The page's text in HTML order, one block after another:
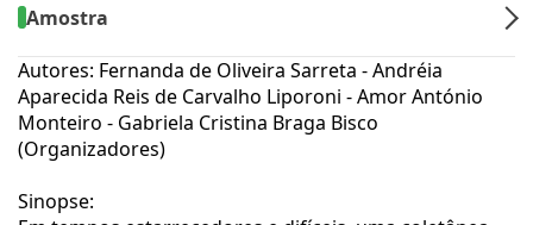
Amostra
Autores: Fernanda de Oliveira Sarreta - Andréia
Aparecida Reis de Carvalho Liporoni - Amor António
Monteiro - Gabriela Cristina Braga Bisco
(Organizadores)
Sinopse: